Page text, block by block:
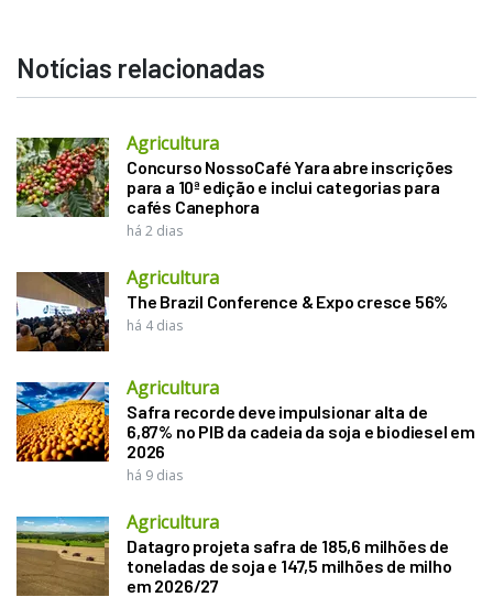
Notícias relacionadas
Agricultura
Concurso NossoCafé Yara abre inscrições
para a 10ª edição e inclui categorias para
cafés Canephora
há 2 dias
Agricultura
The Brazil Conference & Expo cresce 56%
há 4 dias
Agricultura
Safra recorde deve impulsionar alta de
6,87% no PIB da cadeia da soja e biodiesel em
2026
há 9 dias
Agricultura
Datagro projeta safra de 185,6 milhões de
toneladas de soja e 147,5 milhões de milho
em 2026/27